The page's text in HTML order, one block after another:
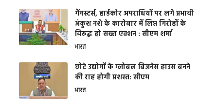
गैंगस्टर्स, हार्डकोर अपराधियों पर लगे प्रभावी
अंकुश नशे के कारोबार में लिप्त गिरोहों के
विरूद्ध हो सख्त एक्शन : सीएम शर्मा
भारत
छोटे उद्योगों के ग्लोबल बिजनेस हाउस बनने
की राह होगी प्रशस्त: सीएम
भारत